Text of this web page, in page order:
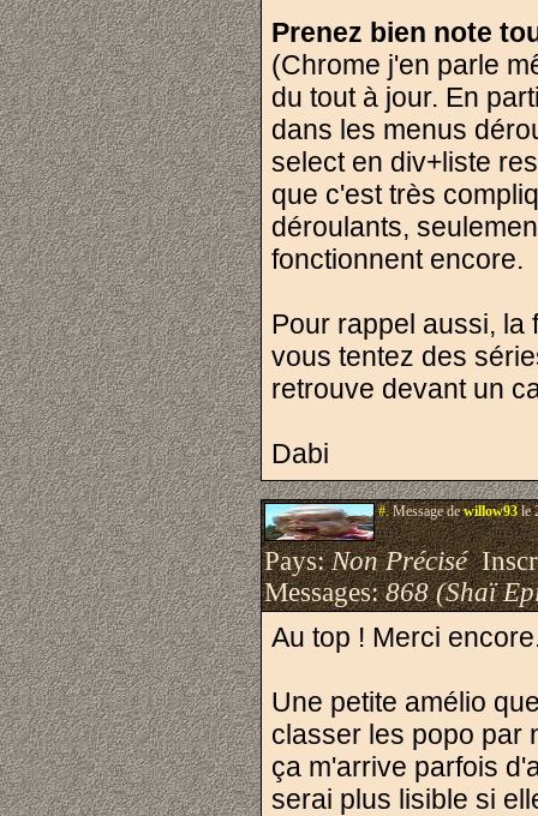
Prenez bien note
(Chrome j'en parle
du tout à jour. En
dans les menus
select en div+liste
que c'est très
déroulants,
fonctionnent encore.
Pour rappel aussi, la
vous tentez des
retrouve devant un
Dabi
#.Message dewillow93le
Pays:Non Précisé
Messages:868 (Shaï
Au top ! Merci
Une petite amélio
classer les popo par
ça m'arrive parfois
serai plus lisible si